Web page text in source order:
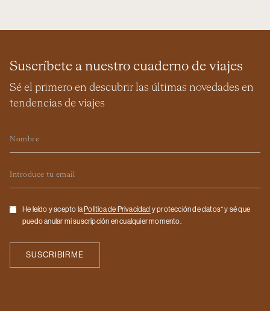
Suscríbete a nuestro cuaderno de viajes
Sé el primero en descubrir las últimas novedades en
tendencias de viajes
Checkbox
He leído y acepto la Politica de Privacidad y protección de datos* y sé que
puedo anular mi suscripción en cualquier momento.